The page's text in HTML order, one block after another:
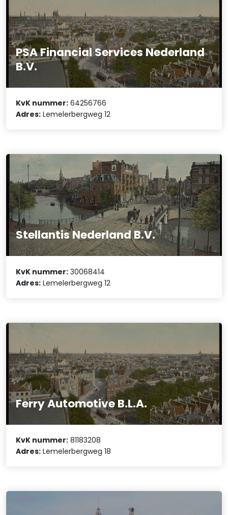
PSA Financial Services Nederland
B.V.
KvK nummer: 64256766
Adres: Lemelerbergweg 12
Stellantis Nederland B.V.
KvK nummer: 30068414
Adres: Lemelerbergweg 12
Ferry Automotive B.L.A.
KvK nummer: 81183208
Adres: Lemelerbergweg 18